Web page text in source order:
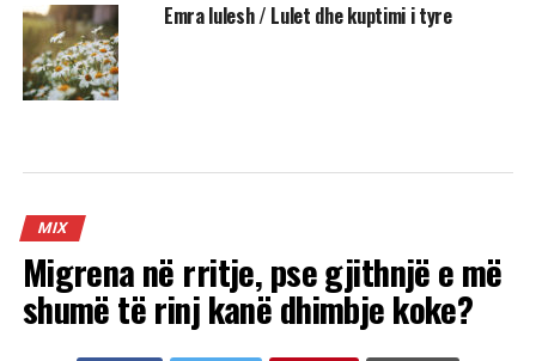
Emra lulesh / Lulet dhe kuptimi i tyre
MIX
Migrena në rritje, pse gjithnjë e më
shumë të rinj kanë dhimbje koke?